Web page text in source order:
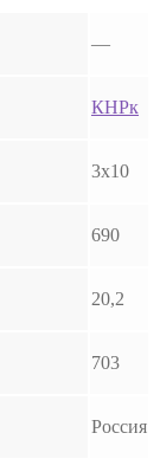
—
КНРк
3х10
690
20,2
703
Россия